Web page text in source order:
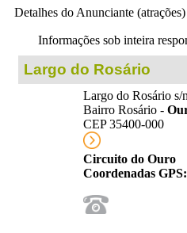
Detalhes do Anunciante (atrações)
Informações sob inteira
Largo do Rosário
Largo do Rosário s/
Bairro Rosário -
CEP 35400-000
Circuito do Ouro
Coordenadas GPS: